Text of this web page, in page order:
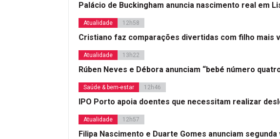
Palácio de Buckingham anuncia nascimento real em
Atualidade 12h58
Cristiano faz comparações divertidas com filho mais
Atualidade 13h22
Rúben Neves e Débora anunciam “bebé número
Saúde & bem-estar 12h46
IPO Porto apoia doentes que necessitam realizar
Atualidade 12h57
Filipa Nascimento e Duarte Gomes anunciam segunda